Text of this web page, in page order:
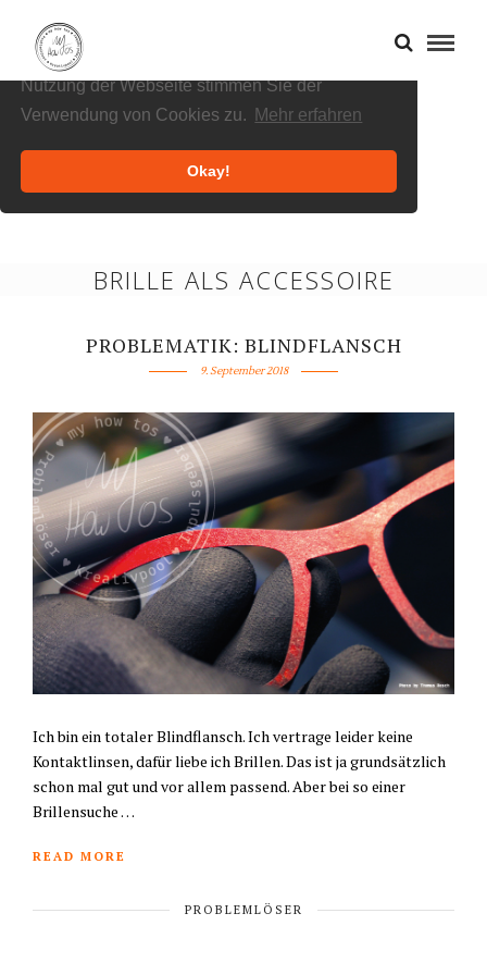
Cookies helfen uns bei der Bereitstellung
unserer Inhalte und Dienste. Durch die weitere
Nutzung der Webseite stimmen Sie der
Verwendung von Cookies zu.
Mehr erfahren
Okay!
BRILLE ALS ACCESSOIRE
PROBLEMATIK: BLINDFLANSCH
9. September 2018
Ich bin ein totaler Blindflansch. Ich vertrage leider keine
Kontaktlinsen, dafür liebe ich Brillen. Das ist ja grundsätzlich
schon mal gut und vor allem passend. Aber bei so einer
Brillensuche …
READ MORE
PROBLEMLÖSER